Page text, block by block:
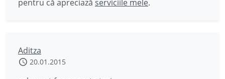
pentru că apreciază serviciile mele.
Aditza
20.01.2015